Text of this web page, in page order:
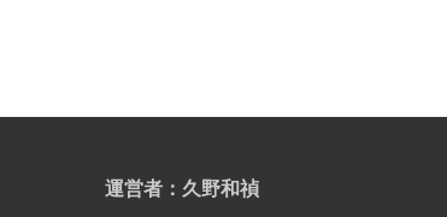
運営者：久野和禎